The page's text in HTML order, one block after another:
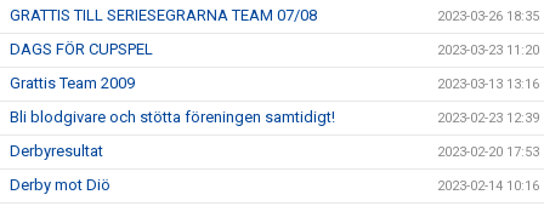
GRATTIS TILL SERIESEGRARNA TEAM 07/08 2023-03-26 18:35
DAGS FÖR CUPSPEL 2023-03-23 11:20
Grattis Team 2009 2023-03-13 13:16
Bli blodgivare och stötta föreningen samtidigt! 2023-02-23 12:39
Derbyresultat 2023-02-20 17:53
Derby mot Diö 2023-02-14 10:16